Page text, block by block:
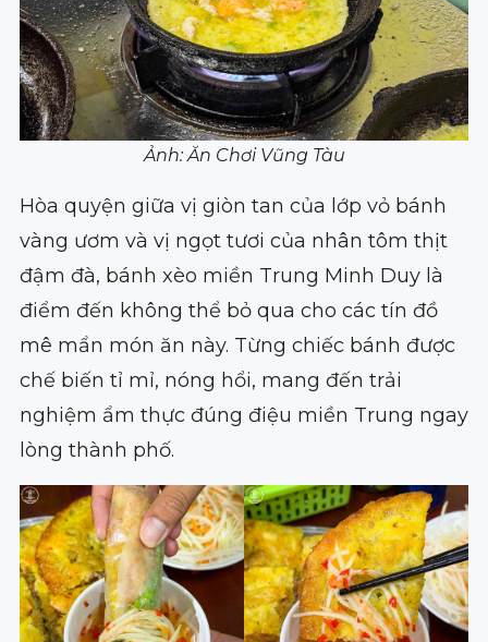
Ảnh: Ăn Chơi Vũng Tàu
Hòa quyện giữa vị giòn tan của lớp vỏ bánh
vàng ươm và vị ngọt tươi của nhân tôm thịt
đậm đà, bánh xèo miền Trung Minh Duy là
điểm đến không thể bỏ qua cho các tín đồ
mê mẩn món ăn này. Từng chiếc bánh được
chế biến tỉ mỉ, nóng hổi, mang đến trải
nghiệm ẩm thực đúng điệu miền Trung ngay
lòng thành phố.